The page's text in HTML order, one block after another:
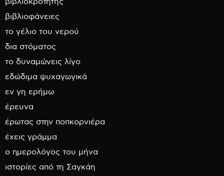
βιβλιοκροτητής
βιβλιοφάνειες
το γέλιο του νερού
δια στόματος
το δυναμώνεις λίγο
εδώδιμα ψυχαγωγικά
εν γη ερήμω
έρευνα
έρωτας στην ποπκορνιέρα
έχεις γράμμα
ο ημερολόγος του μήνα
ιστορίες από τη Σαγκάη